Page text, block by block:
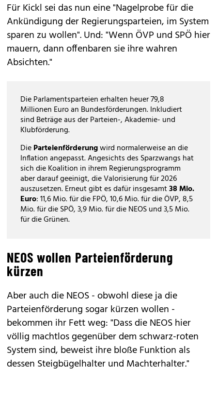
Für Kickl sei das nun eine "Nagelprobe für die
Ankündigung der Regierungsparteien, im System
sparen zu wollen". Und: "Wenn ÖVP und SPÖ hier
mauern, dann offenbaren sie ihre wahren
Absichten."
Die Parlamentsparteien erhalten heuer 79,8
Millionen Euro an Bundesförderungen. Inkludiert
sind Beträge aus der Parteien-, Akademie- und
Klubförderung.
DieParteienförderungwird normalerweise an die
Inflation angepasst. Angesichts des Sparzwangs hat
sich die Koalition in ihrem Regierungsprogramm
aber darauf geeinigt, die Valorisierung für 2026
auszusetzen. Erneut gibt es dafür insgesamt38 Mio.
Euro: 11,6 Mio. für die FPÖ, 10,6 Mio. für die ÖVP, 8,5
Mio. für die SPÖ, 3,9 Mio. für die NEOS und 3,5 Mio.
für die Grünen.
NEOS wollen Parteienförderung
kürzen
Aber auch die NEOS - obwohl diese ja die
Parteienförderung sogar kürzen wollen -
bekommen ihr Fett weg: "Dass die NEOS hier
völlig machtlos gegenüber dem schwarz-roten
System sind, beweist ihre bloße Funktion als
dessen Steigbügelhalter und Machterhalter."